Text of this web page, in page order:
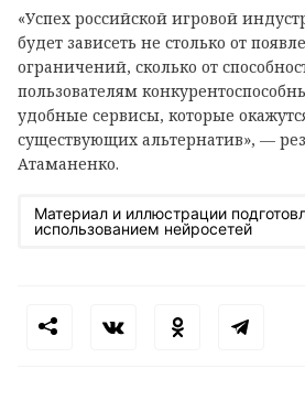
«Успех российской игровой
будет зависеть не столько от
ограничений, сколько от
пользователям
удобные сервисы, которые
существующих альтернатив», —
Атаманенко.
Материал и иллюстрации
использованием нейросетей